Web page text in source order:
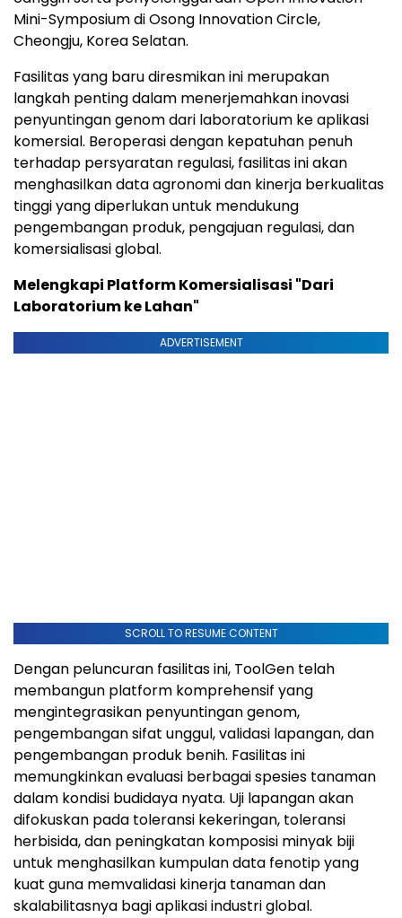
Mini-Symposium di Osong Innovation Circle,
Cheongju, Korea Selatan.
Fasilitas yang baru diresmikan ini merupakan
langkah penting dalam menerjemahkan inovasi
penyuntingan genom dari laboratorium ke aplikasi
komersial. Beroperasi dengan kepatuhan penuh
terhadap persyaratan regulasi, fasilitas ini akan
menghasilkan data agronomi dan kinerja berkualitas
tinggi yang diperlukan untuk mendukung
pengembangan produk, pengajuan regulasi, dan
komersialisasi global.
Melengkapi Platform Komersialisasi "Dari
Laboratorium ke Lahan"
ADVERTISEMENT
SCROLL TO RESUME CONTENT
Dengan peluncuran fasilitas ini, ToolGen telah
membangun platform komprehensif yang
mengintegrasikan penyuntingan genom,
pengembangan sifat unggul, validasi lapangan, dan
pengembangan produk benih. Fasilitas ini
memungkinkan evaluasi berbagai spesies tanaman
dalam kondisi budidaya nyata. Uji lapangan akan
difokuskan pada toleransi kekeringan, toleransi
herbisida, dan peningkatan komposisi minyak biji
untuk menghasilkan kumpulan data fenotip yang
kuat guna memvalidasi kinerja tanaman dan
skalabilitasnya bagi aplikasi industri global.